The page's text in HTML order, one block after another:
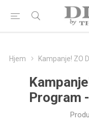
Hjem Kampanje! ZO
Program